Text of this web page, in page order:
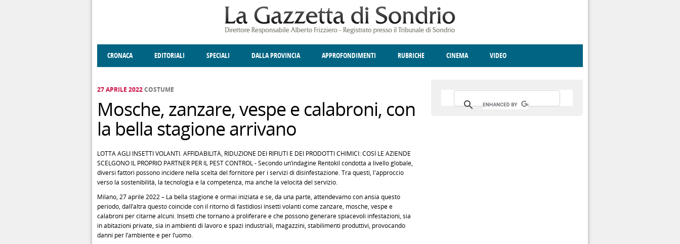
CRONACA EDITORIALI SPECIALI DALLA PROVINCIA APPROFONDIMENTI RUBRICHE CINEMA VIDEO
27 APRILE 2022COSTUME
Mosche, zanzare, vespe e calabroni, con
la bella stagione arrivano
LOTTA AGLI INSETTI VOLANTI. AFFIDABILITÀ, RIDUZIONE DEI RIFIUTI E DEI PRODOTTI CHIMICI: COSÌ LE AZIENDE
SCELGONO IL PROPRIO PARTNER PER IL PEST CONTROL - Secondo un’indagine Rentokil condotta a livello globale,
diversi fattori possono incidere nella scelta del fornitore per i servizi di disinfestazione. Tra questi, l'approccio
verso la sostenibilità, la tecnologia e la competenza, ma anche la velocità del servizio.
Milano, 27 aprile 2022 – La bella stagione è ormai iniziata e se, da una parte, attendevamo con ansia questo
periodo, dall’altra questo coincide con il ritorno di fastidiosi insetti volanti come zanzare, mosche, vespe e
calabroni per citarne alcuni. Insetti che tornano a proliferare e che possono generare spiacevoli infestazioni, sia
in abitazioni private, sia in ambienti di lavoro e spazi industriali, magazzini, stabilimenti produttivi, provocando
danni per l’ambiente e per l’uomo.